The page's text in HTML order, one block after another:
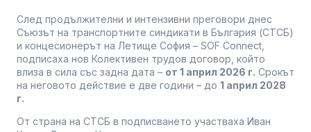
След продължителни и интензивни преговори днес
Съюзът на транспортните синдикати в България (СТСБ)
и концесионерът на Летище София – SOF Connect,
подписаха нов Колективен трудов договор, който
влиза в сила със задна дата – от 1 април 2026 г. Срокът
на неговото действие е две години – до 1 април 2028
г.
От страна на СТСБ в подписването участваха Иван